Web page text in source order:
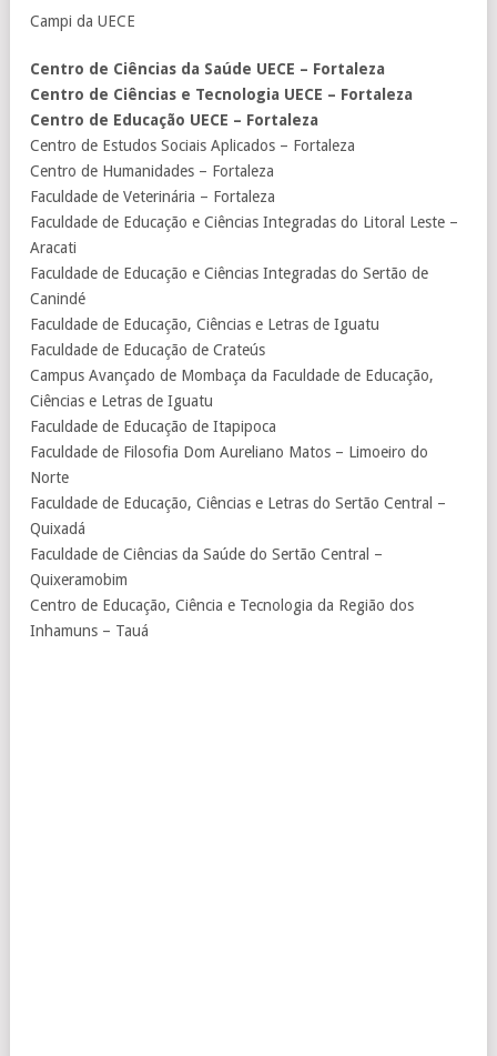
Campi da UECE
Centro de Ciências da Saúde UECE – Fortaleza
Centro de Ciências e Tecnologia UECE – Fortaleza
Centro de Educação UECE – Fortaleza
Centro de Estudos Sociais Aplicados – Fortaleza
Centro de Humanidades – Fortaleza
Faculdade de Veterinária – Fortaleza
Faculdade de Educação e Ciências Integradas do Litoral Leste –
Aracati
Faculdade de Educação e Ciências Integradas do Sertão de
Canindé
Faculdade de Educação, Ciências e Letras de Iguatu
Faculdade de Educação de Crateús
Campus Avançado de Mombaça da Faculdade de Educação,
Ciências e Letras de Iguatu
Faculdade de Educação de Itapipoca
Faculdade de Filosofia Dom Aureliano Matos – Limoeiro do
Norte
Faculdade de Educação, Ciências e Letras do Sertão Central –
Quixadá
Faculdade de Ciências da Saúde do Sertão Central –
Quixeramobim
Centro de Educação, Ciência e Tecnologia da Região dos
Inhamuns – Tauá